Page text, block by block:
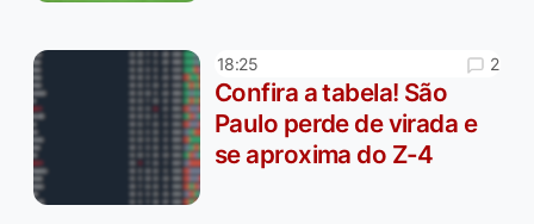
18:25 2
Confira a tabela! São
Paulo perde de virada e
se aproxima do Z-4